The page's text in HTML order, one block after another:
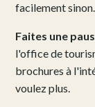
facilement sinon.
Faites une
l'office de
brochures à
voulez plus.